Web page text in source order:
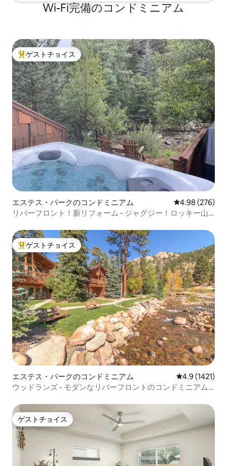
Wi-Fi完備のコンドミニアム
大好評のゲストチョイスです。
ゲストチョイス
エステス・パークのコンドミニアム レビュー276
4.98 (276)
リバーフロント！新リフォーム - ジャグジー！ロッキー山
大好評のゲストチョイスです。
ゲストチョイス
エステス・パークのコンドミニアム レビュー1421
4.9 (1421)
ウッドランズ - モダンなリバーフロントのコンドミニアム/
ゲストチョイス
ゲストチョイス